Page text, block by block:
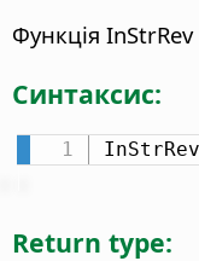
Функція
Синтаксис:
Return type: